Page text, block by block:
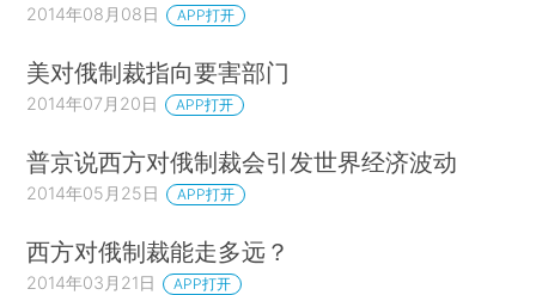
2014年08月08日 APP打开
美对俄制裁指向要害部门
2014年07月20日 APP打开
普京说西方对俄制裁会引发世界经济波动
2014年05月25日 APP打开
西方对俄制裁能走多远？
2014年03月21日 APP打开